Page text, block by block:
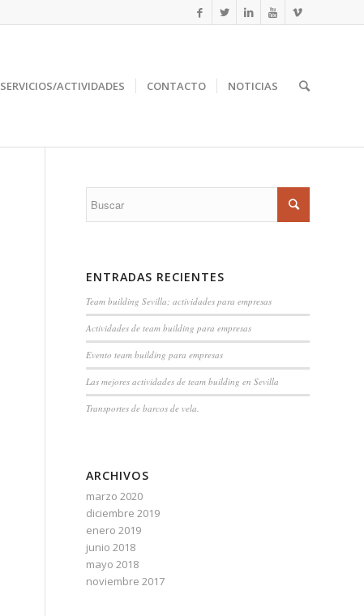
SERVICIOS/ACTIVIDADES CONTACTO NOTICIAS
ENTRADAS RECIENTES
Team building Sevilla; actividades para empresas
Actividades de team building para empresas
Evento team building para empresas
Las mejores actividades de team building en Sevilla
Transportes de barcos de vela.
ARCHIVOS
marzo 2020
diciembre 2019
enero 2019
junio 2018
mayo 2018
noviembre 2017